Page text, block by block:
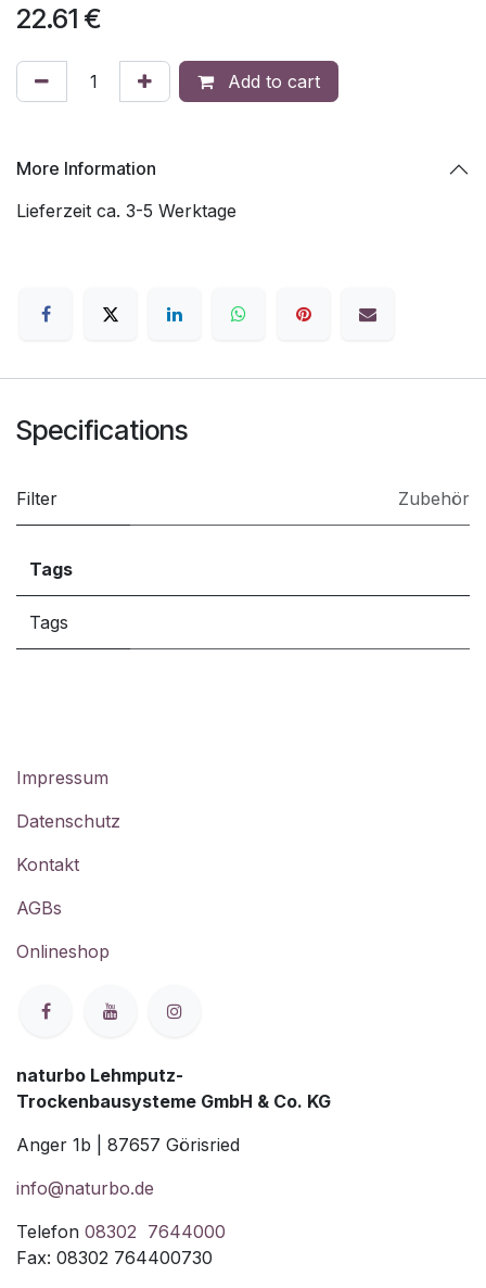
22.61 €
Add to cart
More Information
Lieferzeit ca. 3-5 Werktage
Specifications
Filter Zubehör
Tags
Tags
Impressum
Datenschutz
Kontakt
AGBs
Onlineshop
naturbo Lehmputz-
Trockenbausysteme GmbH & Co. KG
Anger 1b | 87657 Görisried
info@naturbo.de
Telefon 08302 7644000
Fax: 08302 764400730